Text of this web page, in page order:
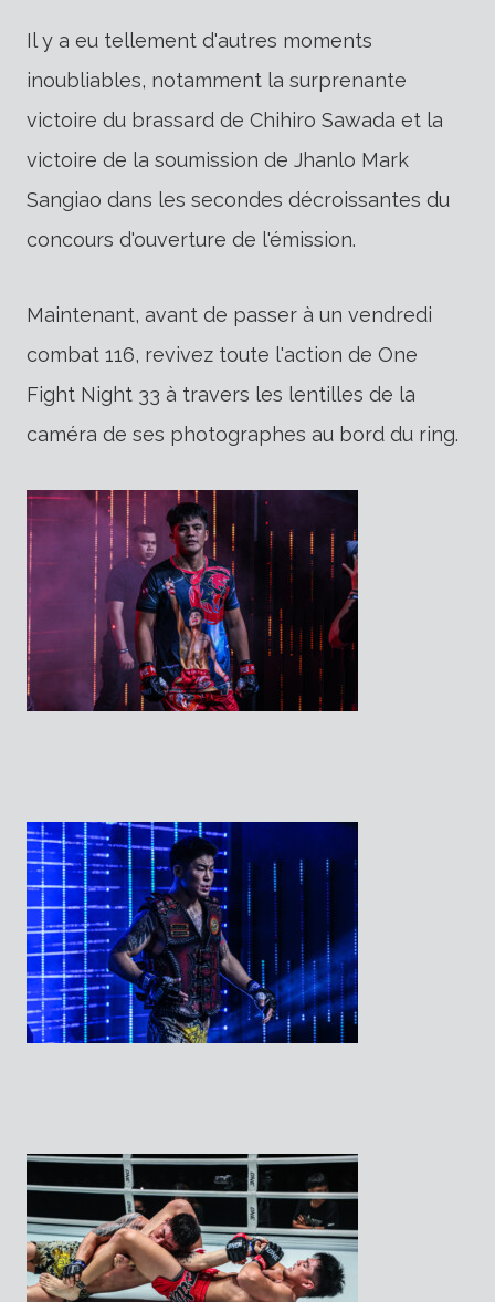
Il y a eu tellement d'autres moments
inoubliables, notamment la surprenante
victoire du brassard de Chihiro Sawada et la
victoire de la soumission de Jhanlo Mark
Sangiao dans les secondes décroissantes du
concours d'ouverture de l'émission.
Maintenant, avant de passer à un vendredi
combat 116, revivez toute l'action de One
Fight Night 33 à travers les lentilles de la
caméra de ses photographes au bord du ring.